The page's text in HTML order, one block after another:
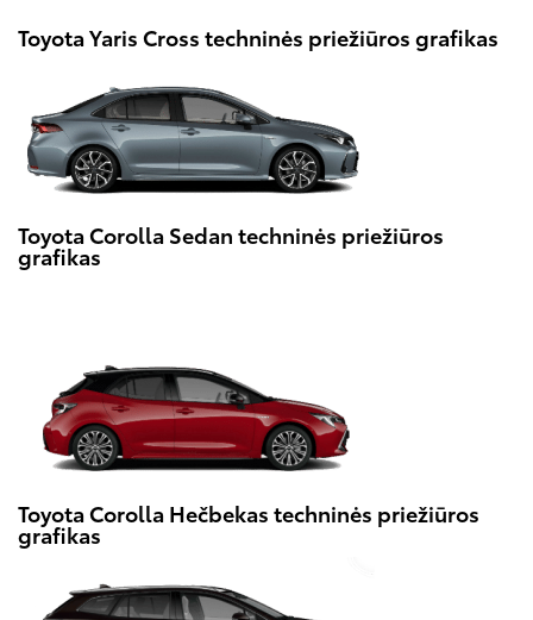
Toyota Yaris Cross techninės priežiūros grafikas
Toyota Corolla Sedan techninės priežiūros
grafikas
Toyota Corolla Hečbekas techninės priežiūros
grafikas